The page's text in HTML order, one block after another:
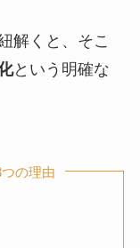
解くと、そこ
という明確な
の理由